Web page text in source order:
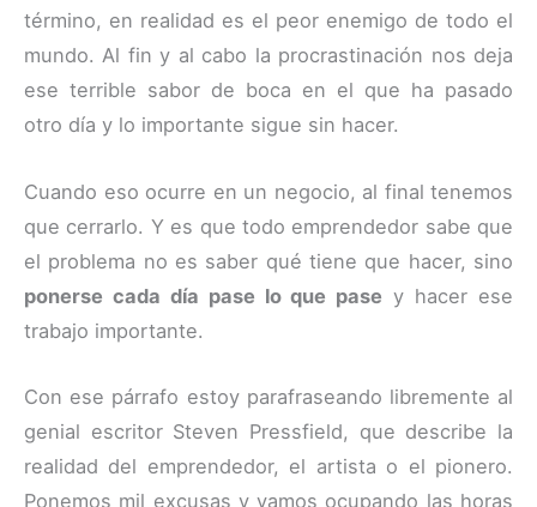
término, en realidad es el peor enemigo de todo el
mundo. Al fin y al cabo la procrastinación nos deja
ese terrible sabor de boca en el que ha pasado
otro día y lo importante sigue sin hacer.
Cuando eso ocurre en un negocio, al final tenemos
que cerrarlo. Y es que todo emprendedor sabe que
el problema no es saber qué tiene que hacer, sino
ponerse cada día pase lo que pase y hacer ese
trabajo importante.
Con ese párrafo estoy parafraseando libremente al
genial escritor Steven Pressfield, que describe la
realidad del emprendedor, el artista o el pionero.
Ponemos mil excusas y vamos ocupando las horas